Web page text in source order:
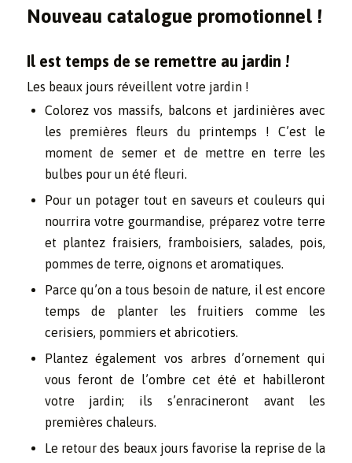
Nouveau catalogue promotionnel !
Il est temps de se remettre au jardin !
Les beaux jours réveillent votre jardin !
Colorez vos massifs, balcons et jardinières avec
les premières fleurs du printemps ! C’est le
moment de semer et de mettre en terre les
bulbes pour un été fleuri.
Pour un potager tout en saveurs et couleurs qui
nourrira votre gourmandise, préparez votre terre
et plantez fraisiers, framboisiers, salades, pois,
pommes de terre, oignons et aromatiques.
Parce qu’on a tous besoin de nature, il est encore
temps de planter les fruitiers comme les
cerisiers, pommiers et abricotiers.
Plantez également vos arbres d’ornement qui
vous feront de l’ombre cet été et habilleront
votre jardin; ils s’enracineront avant les
premières chaleurs.
Le retour des beaux jours favorise la reprise de la